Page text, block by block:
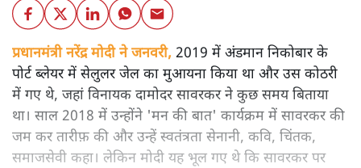
प्रधानमंत्री नरेंद्र मोदी ने जनवरी, 2019 में अंडमान निकोबार के
पोर्ट ब्लेयर में सेलुलर जेल का मुआयना किया था और उस कोठरी
में गए थे, जहां विनायक दामोदर सावरकर ने कुछ समय बिताया
था। साल 2018 में उन्होंने 'मन की बात' कार्यक्रम में सावरकर की
जम कर तारीफ़ की और उन्हें स्वतंत्रता सेनानी, कवि, चिंतक,
समाजसेवी कहा। लेकिन मोदी यह भूल गए थे कि सावरकर पर